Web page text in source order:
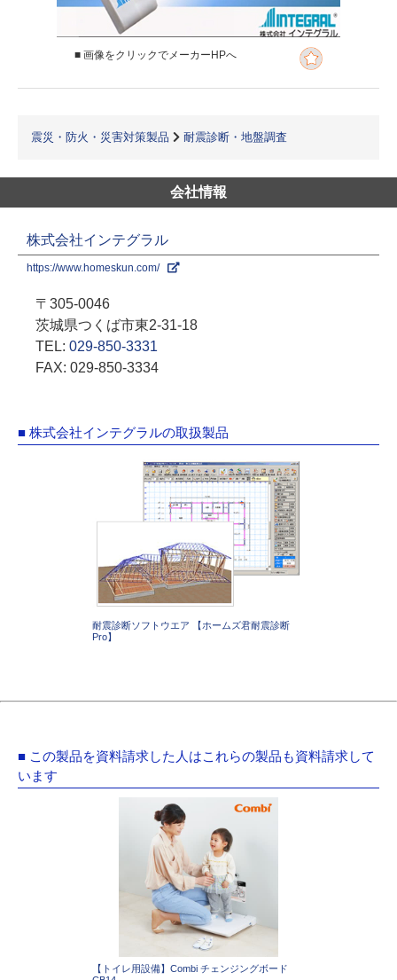
■ 画像をクリックでメーカーHPへ
震災・防火・災害対策製品 耐震診断・地盤調査
会社情報
株式会社インテグラル
https://www.homeskun.com/
〒305-0046
茨城県つくば市東2-31-18
TEL: 029-850-3331
FAX: 029-850-3334
■ 株式会社インテグラルの取扱製品
耐震診断ソフトウエア 【ホームズ君耐震診断
Pro】
■ この製品を資料請求した人はこれらの製品も資料請求して
います
【トイレ用設備】Combi チェンジングボード